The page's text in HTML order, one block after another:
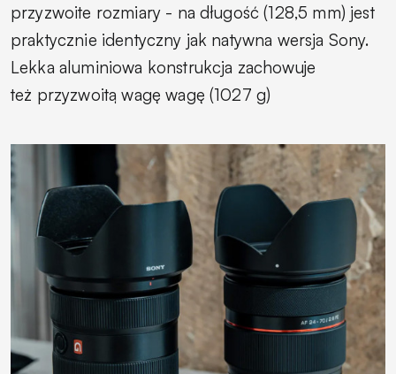
przyzwoite rozmiary - na długość (128,5 mm) jest
praktycznie identyczny jak natywna wersja Sony.
Lekka aluminiowa konstrukcja zachowuje
też przyzwoitą wagę wagę (1027 g)